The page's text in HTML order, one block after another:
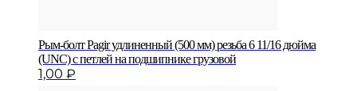
Рым-болт Pagir удлиненный (500 мм) резьба 6 11/16 дюйма
(UNC) с петлей на подшипнике грузовой
1,00 ₽